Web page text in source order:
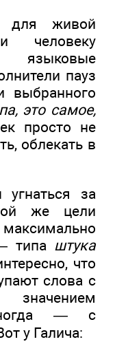
для живой
человеку
языковые
пауз
выбранного
это самое,
просто не
облекать в
за
же цели
типа штука
что
слова с
— с
у Галича: